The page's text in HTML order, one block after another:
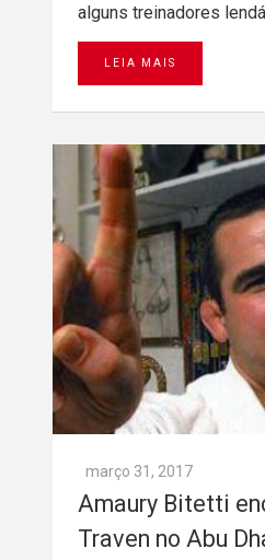
alguns treinadores
LEIA MAIS
março 31, 2017
Amaury Bitetti
Traven no Abu